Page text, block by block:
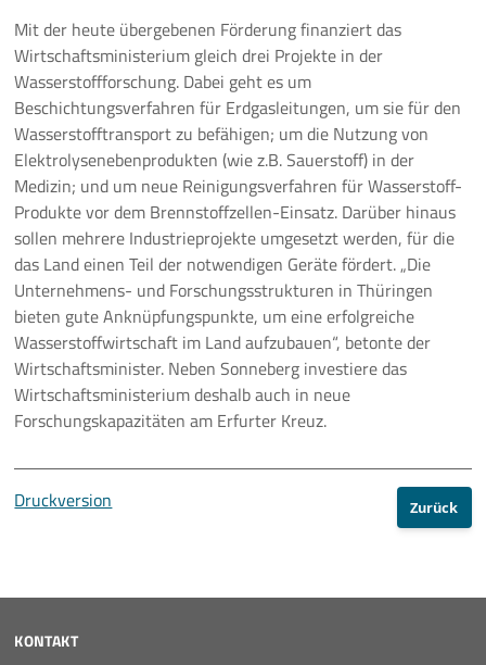
Mit der heute übergebenen Förderung finanziert das
Wirtschaftsministerium gleich drei Projekte in der
Wasserstoffforschung. Dabei geht es um
Beschichtungsverfahren für Erdgasleitungen, um sie für den
Wasserstofftransport zu befähigen; um die Nutzung von
Elektrolysenebenprodukten (wie z.B. Sauerstoff) in der
Medizin; und um neue Reinigungsverfahren für Wasserstoff-
Produkte vor dem Brennstoffzellen-Einsatz. Darüber hinaus
sollen mehrere Industrieprojekte umgesetzt werden, für die
das Land einen Teil der notwendigen Geräte fördert. „Die
Unternehmens- und Forschungsstrukturen in Thüringen
bieten gute Anknüpfungspunkte, um eine erfolgreiche
Wasserstoffwirtschaft im Land aufzubauen“, betonte der
Wirtschaftsminister. Neben Sonneberg investiere das
Wirtschaftsministerium deshalb auch in neue
Forschungskapazitäten am Erfurter Kreuz.
Druckversion Zurück
KONTAKT